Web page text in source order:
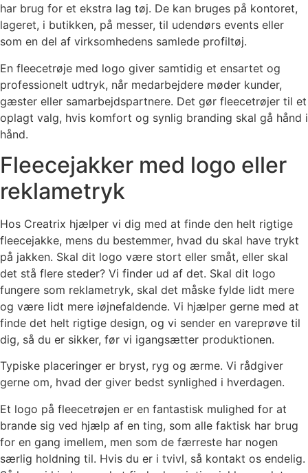
har brug for et ekstra lag tøj. De kan bruges på kontoret,
lageret, i butikken, på messer, til udendørs events eller
som en del af virksomhedens samlede profiltøj.
En fleecetrøje med logo giver samtidig et ensartet og
professionelt udtryk, når medarbejdere møder kunder,
gæster eller samarbejdspartnere. Det gør fleecetrøjer til et
oplagt valg, hvis komfort og synlig branding skal gå hånd i
hånd.
Fleecejakker med logo eller
reklametryk
Hos Creatrix hjælper vi dig med at finde den helt rigtige
fleecejakke, mens du bestemmer, hvad du skal have trykt
på jakken. Skal dit logo være stort eller småt, eller skal
det stå flere steder? Vi finder ud af det. Skal dit logo
fungere som reklametryk, skal det måske fylde lidt mere
og være lidt mere iøjnefaldende. Vi hjælper gerne med at
finde det helt rigtige design, og vi sender en vareprøve til
dig, så du er sikker, før vi igangsætter produktionen.
Typiske placeringer er bryst, ryg og ærme. Vi rådgiver
gerne om, hvad der giver bedst synlighed i hverdagen.
Et logo på fleecetrøjen er en fantastisk mulighed for at
brande sig ved hjælp af en ting, som alle faktisk har brug
for en gang imellem, men som de færreste har nogen
særlig holdning til. Hvis du er i tvivl, så kontakt os endelig.